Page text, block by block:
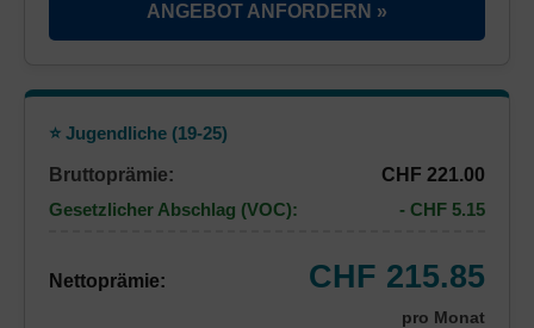
ANGEBOT ANFORDERN »
⭐ Jugendliche (19-25)
Bruttoprämie:
CHF 221.00
Gesetzlicher Abschlag (VOC):
- CHF 5.15
Nettoprämie: CHF 215.85
pro Monat